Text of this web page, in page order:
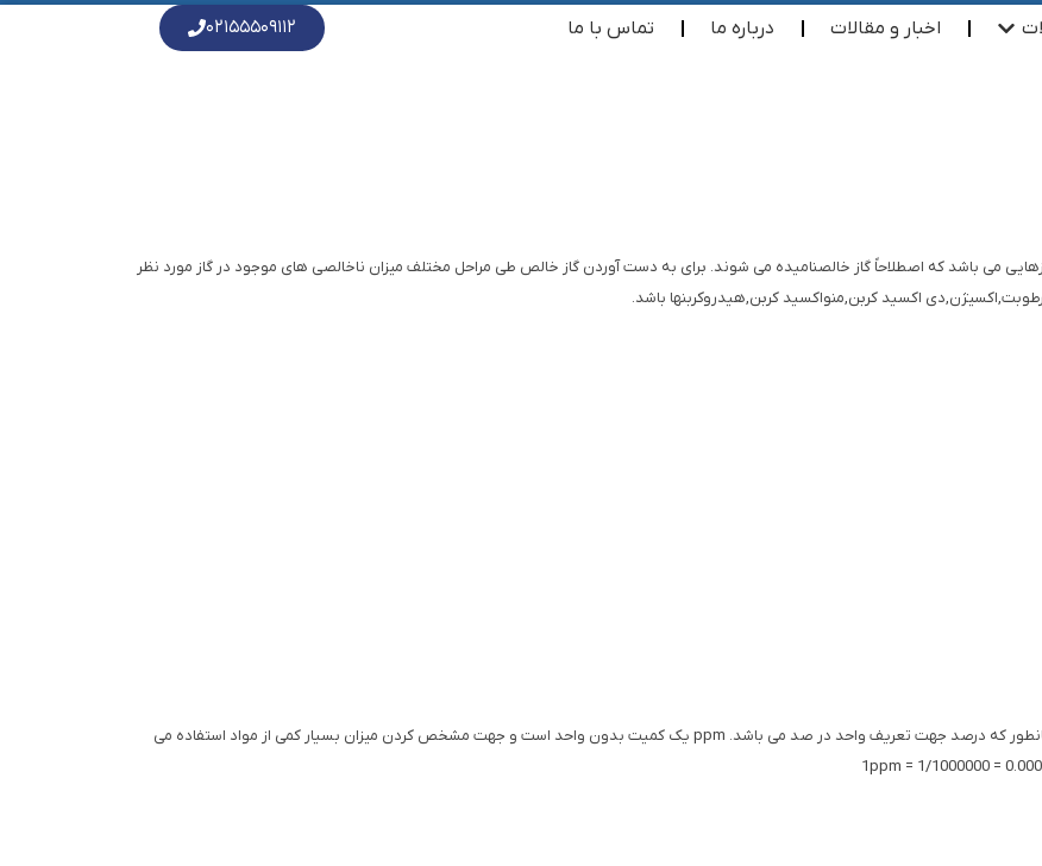
اخبار و مقالات درباره ما تماس با ما ۰۲۱۵۵۵۰۹۱۱۲
می باشد که اصطلاحاً گاز خالصنامیده می شوند. برای به دست آوردن گاز خالص طی مراحل مختلف میزان ناخالصی های موجود در گاز مورد نظر
اکسید کربن,منواکسید کربن,هیدروکربنها باشد.
ppm مخفف Part Per Million به معنی واحد در میلیون می باشد. همانطور که درصد جهت تعریف واحد در صد می باشد. ppm یک کمیت بدون واحد است و جهت مشخص کردن میزان بسیار کمی از مواد استفاده می